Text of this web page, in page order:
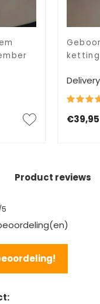
€39,95
Product reviews